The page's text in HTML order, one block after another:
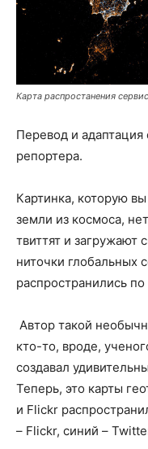
Карта распростанения
Перевод и
репортера.
Картинка, которую
земли из космоса,
твиттят и загружают
ниточки глобальных
распространились
Автор такой
кто-то, вроде,
создавал
Теперь, это карты
и Flickr
– Flickr, синий –